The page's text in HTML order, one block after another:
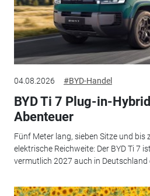
04.08.2026 #BYD-Handel
BYD Ti 7 Plug-in-
Abenteuer
Fünf Meter lang, sieben Sitze und bis
elektrische Reichweite: Der BYD Ti 7
vermutlich 2027 auch in Deutschland